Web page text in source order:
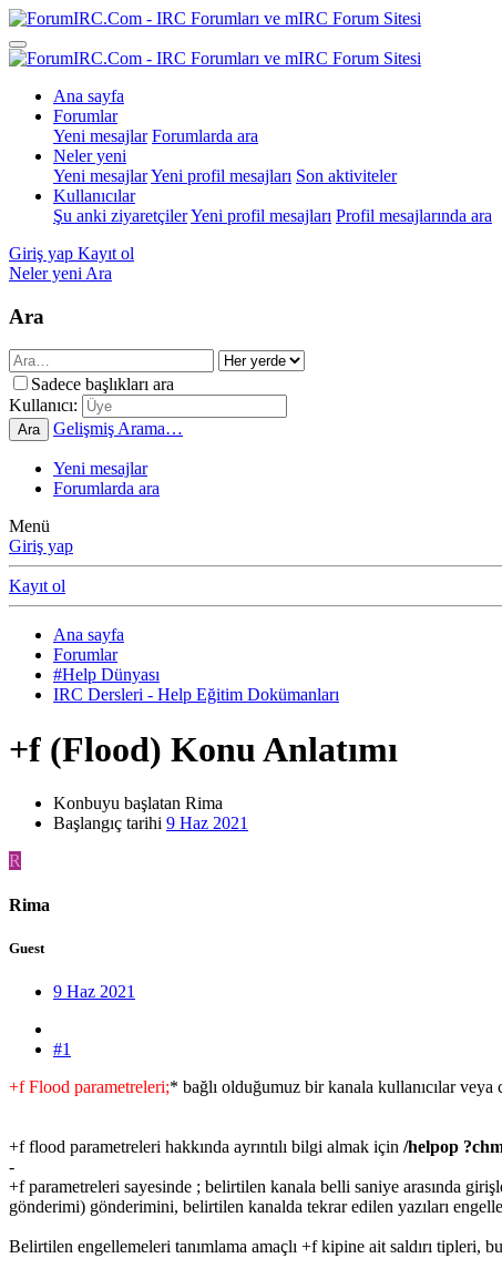
Ana sayfa
Forumlar
Yeni mesajlar Forumlarda ara
Neler yeni
Yeni mesajlarYeni profil mesajları Son aktiviteler
Kullanıcılar
Şu anki ziyaretçilerYeni profil mesajları Profil mesajlarında ara
Giriş yap Kayıt ol
Neler yeni Ara
Ara
Sadece başlıkları ara
Kullanıcı:
Ara Gelişmiş Arama…
Yeni mesajlar
Forumlarda ara
Menü
Giriş yap
Kayıt ol
Ana sayfa
Forumlar
#Help Dünyası
IRC Dersleri - Help Eğitim Dokümanları
+f (Flood) Konu Anlatımı
Konbuyu başlatan Rima
Başlangıç tarihi 9 Haz 2021
R
Rima
Guest
9 Haz 2021
#1
+f Flood parametreleri;* bağlı olduğumuz bir kanala kullanıcılar veya
+f flood parametreleri hakkında ayrıntılı bilgi almak için /helpop
-
+f parametreleri sayesinde ; belirtilen kanala belli saniye arasında
gönderimi) gönderimini, belirtilen kanalda tekrar edilen yazıları
Belirtilen engellemeleri tanımlama amaçlı +f kipine ait saldırı tipleri,